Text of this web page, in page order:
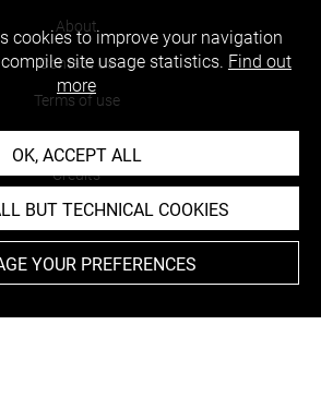
About
Contact Us
Terms of use
Cookies
Credits
: non compliant
cookies to improve your navigation
site usage statistics. Find out
more
OK, ACCEPT ALL
BUT TECHNICAL COOKIES
YOUR PREFERENCES